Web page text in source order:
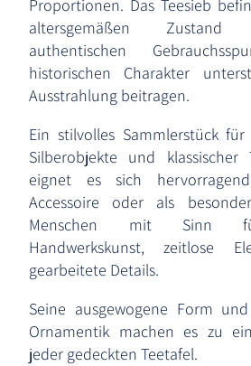
Proportionen. Das Teesieb
altersgemäßen
authentischen
historischen Charakter
Ausstrahlung beitragen.
Ein stilvolles Sammlerstück
Silberobjekte und klassischer
eignet es sich
Accessoire oder als
Menschen mit Sinn
Handwerkskunst, zeitlose
gearbeitete Details.
Seine ausgewogene Form
Ornamentik machen es zu
jeder gedeckten Teetafel.